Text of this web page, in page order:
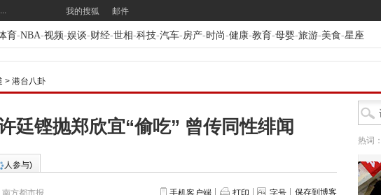
我的搜狐 邮件
育-NBA-视频-娱谈-财经-世相-科技-汽车-房产-时尚-健康-教育-母婴-旅游-美食-星座
> 港台八卦
廷铿抛郑欣宜“偷吃” 曾传同性绯闻
人参与)
南方都市报 手机客户端 打印 字号 保存到博客
热词：